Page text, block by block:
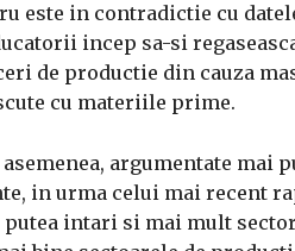
este in contradictie cu
incep sa-si
de productie din cauza
cu materiile prime.
asemenea, argumentate
in urma celui mai recent
putea intari si mai mult